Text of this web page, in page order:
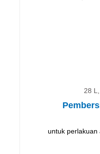
28
untuk perlakuan